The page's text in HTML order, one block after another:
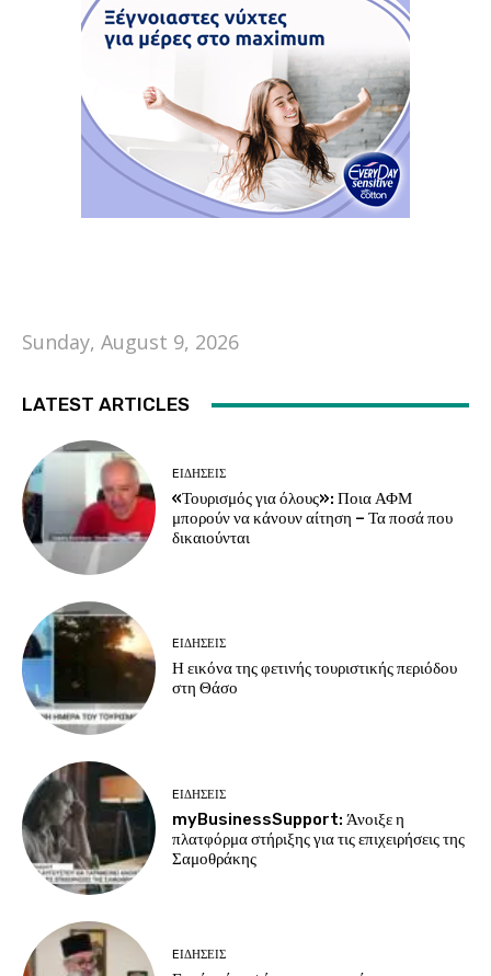
Sunday, August 9, 2026
LATEST ARTICLES
EΙΔΗΣΕΙΣ
«Τουρισμός για όλους»: Ποια ΑΦΜ
μπορούν να κάνουν αίτηση – Τα ποσά που
δικαιούνται
EΙΔΗΣΕΙΣ
Η εικόνα της φετινής τουριστικής περιόδου
στη Θάσο
EΙΔΗΣΕΙΣ
myBusinessSupport: Άνοιξε η
πλατφόρμα στήριξης για τις επιχειρήσεις της
Σαμοθράκης
EΙΔΗΣΕΙΣ